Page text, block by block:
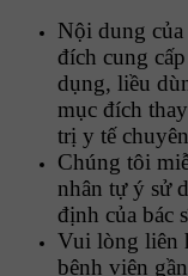
Nội dung
đích cung
dụng, liều
mục đích
trị y tế
Chúng tôi
nhân tự ý sử
định của bác
Vui lòng liên
bệnh viện